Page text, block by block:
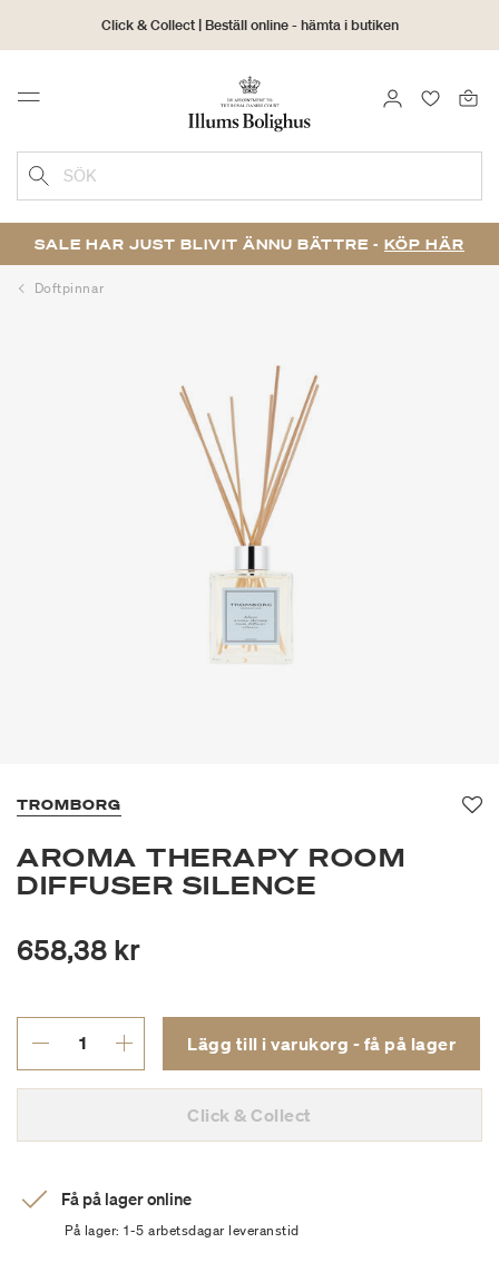
Click & Collect | Beställ online - hämta i butiken
30 dagars returrätt
Menu LOGGA IN
SÖK
SALE HAR JUST BLIVIT ÄNNU BÄTTRE - KÖP HÄR
Doftpinnar
TROMBORG
AROMA THERAPY ROOM
DIFFUSER SILENCE
658,38 kr
Lägg till i varukorg - få på lager
Click & Collect
Få på lager online
På lager: 1-5 arbetsdagar leveranstid